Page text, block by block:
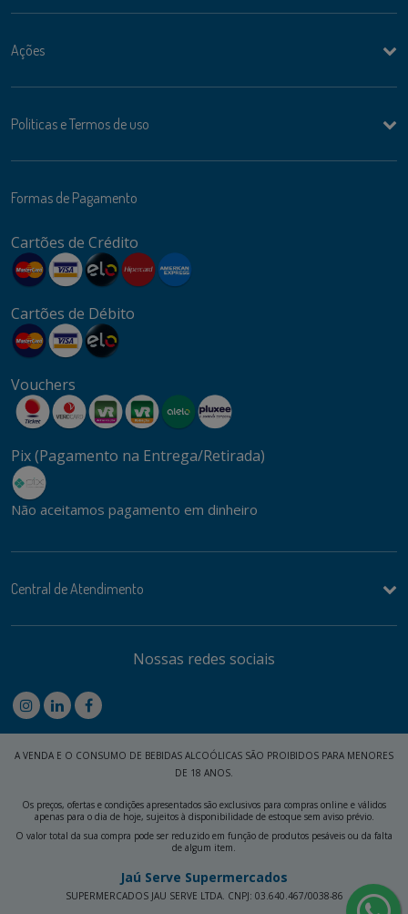
Ações
Politicas e Termos de uso
Formas de Pagamento
Cartões de Crédito
Cartões de Débito
Vouchers
Pix (Pagamento na Entrega/Retirada)
Não aceitamos pagamento em dinheiro
Central de Atendimento
Nossas redes sociais
A VENDA E O CONSUMO DE BEBIDAS ALCOÓLICAS SÃO PROIBIDOS PARA MENORES
DE 18 ANOS.
Os preços, ofertas e condições apresentados são exclusivos para compras online e válidos
apenas para o dia de hoje, sujeitos à disponibilidade de estoque sem aviso prévio.
O valor total da sua compra pode ser reduzido em função de produtos pesáveis ou da falta
de algum item.
Jaú Serve Supermercados
SUPERMERCADOS JAU SERVE LTDA. CNPJ: 03.640.467/0038-86